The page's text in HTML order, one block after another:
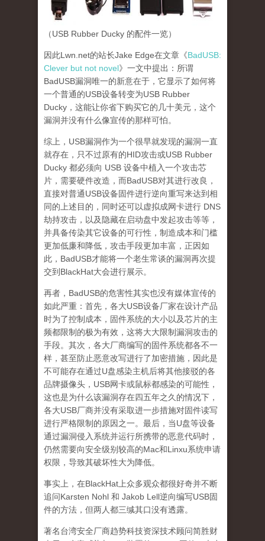
（USB Rubber Ducky 的配件一览）
因此Lwn.net的站长Jake Edge在文章《BadUSB:
Clever but not novel》一文中提出：所谓
BadUSB漏洞唯一的新意在于，它显示了如何将
一个普通的USB设备转变为USB Rubber
Ducky，这能让你省下购买它的几十美元，这个
漏洞并没有什么像宣传的那样可怕。
综上，USB漏洞作为一个很早就发现的漏洞一直
就存在，只不过原有的HID攻击或USB Rubber
Ducky 都必须向 USB 设备中植入一个攻击芯
片，需要硬件改造，而BadUSB对其进行改良，
直接对普通USB设备固件进行逆向重写来达到相
同的上述目的，同时还可以虚拟成网卡进行 DNS
劫持攻击，以及隐藏在启动盘中发起攻击等等，
并具备传染其它设备的可行性，制造成本和门槛
更加低廉和降低，攻击手段更加丰富，正因如
此，BadUSB才能将一个老生常谈的漏洞再次提
交到BlackHat大会进行展示。
再者，BadUSB的危害性其实也没有媒体宣传的
如此严重：首先，各大USB设备厂家在设计产品
时为了控制成本，固件系统的大小以及芯片的主
频都限制的极为有效，这将大大限制漏洞攻击的
手段。其次，各大厂商编写的固件系统都各不一
样，甚至防止恶意改写进行了加密措施，因此是
不可能存在通过U盘感染主机后将其他接驳的各
品牌摄像头，USB网卡或鼠标都感染的可能性，
这也是为什么该漏洞存在四五年之久的情况下，
各大USB厂商并没有采取进一步措施对固件读写
进行严格限制的原因之一。最后，当U盘等设备
通过漏洞侵入系统并运行所携带的恶意代码时，
仍然需要向安全级别较高的Mac和Linxu系统申请
权限，导致其破坏性大为降低。
事实上，在BlackHat上众多观众都很好奇并不断
追问Karsten Nohl 和 Jakob Lell逆向编写USB固
件的方法，但两人都三缄其口没有透露。
著名台湾安全厂商趋势科技资深技术顾问简胜财